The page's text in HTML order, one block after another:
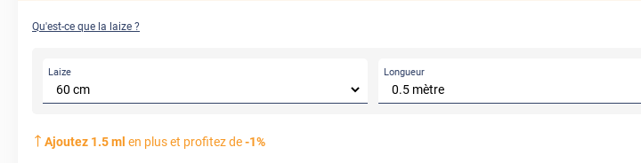
Qu'est-ce que la laize ?
Laize Longueur
Ajoutez 1.5ml en plus et profitez de-1%